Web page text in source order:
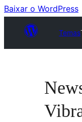
Baixar o WordPress
Temas